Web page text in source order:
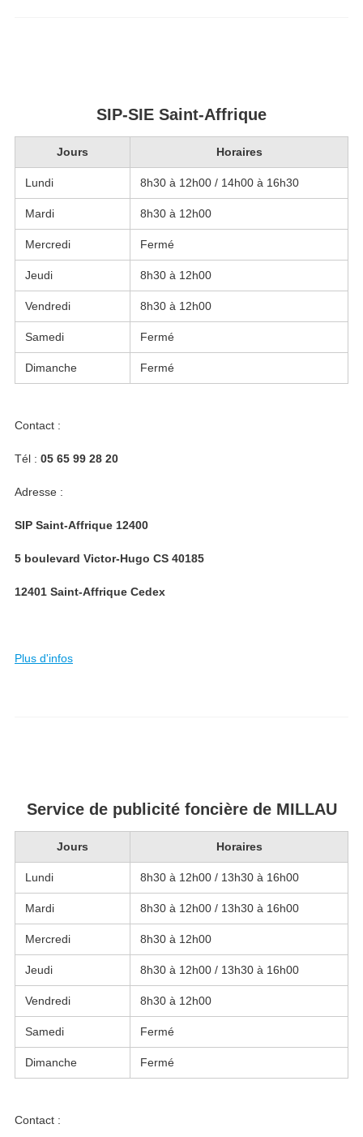
SIP-SIE Saint-Affrique
Jours Horaires
Lundi 8h30 à 12h00 / 14h00 à 16h30
Mardi 8h30 à 12h00
Mercredi Fermé
Jeudi 8h30 à 12h00
Vendredi 8h30 à 12h00
Samedi Fermé
Dimanche Fermé
Contact :
Tél : 05 65 99 28 20
Adresse :
SIP Saint-Affrique 12400
5 boulevard Victor-Hugo CS 40185
12401 Saint-Affrique Cedex
Plus d'infos
Service de publicité foncière de MILLAU
Jours Horaires
Lundi 8h30 à 12h00 / 13h30 à 16h00
Mardi 8h30 à 12h00 / 13h30 à 16h00
Mercredi 8h30 à 12h00
Jeudi 8h30 à 12h00 / 13h30 à 16h00
Vendredi 8h30 à 12h00
Samedi Fermé
Dimanche Fermé
Contact :